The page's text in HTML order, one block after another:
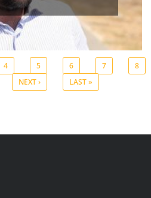
4 5 6 7
8
NEXT › LAST »